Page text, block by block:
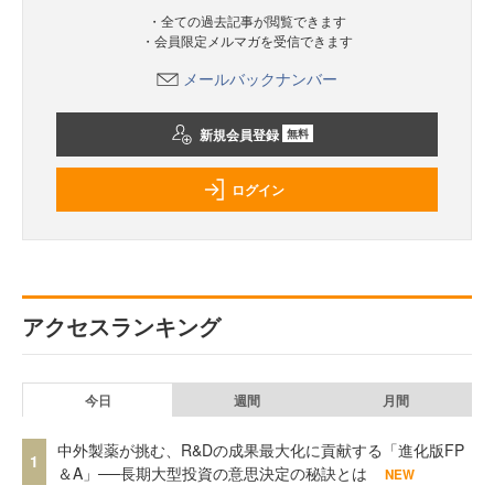
・全ての過去記事が閲覧できます
・会員限定メルマガを受信できます
メールバックナンバー
新規会員登録 無料
ログイン
アクセスランキング
今日 週間 月間
1
中外製薬が挑む、R&Dの成果最大化に貢献する「進化版FP
＆A」──長期大型投資の意思決定の秘訣とは
NEW